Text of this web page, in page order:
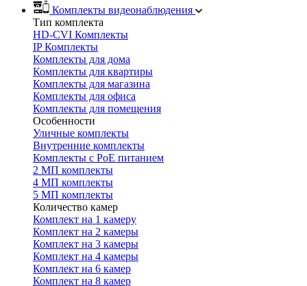
Комплекты видеонаблюдения
Тип комплекта
HD-CVI Комплекты
IP Комплекты
Комплекты для дома
Комплекты для квартиры
Комплекты для магазина
Комплекты для офиса
Комплекты для помещения
Особенности
Уличные комплекты
Внутренние комплекты
Комплекты с PoE питанием
2 МП комплекты
4 МП комплекты
5 МП комплекты
Количество камер
Комплект на 1 камеру
Комплект на 2 камеры
Комплект на 3 камеры
Комплект на 4 камеры
Комплект на 6 камер
Комплект на 8 камер